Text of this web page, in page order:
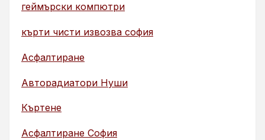
геймърски компютри
кърти чисти извозва софия
Асфалтиране
Авторадиатори Нуши
Къртене
Асфалтиране София